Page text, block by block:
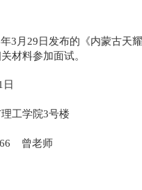
3月29日发布的《内蒙古天
材料参加面试。
日
工学院3号楼
曾老师